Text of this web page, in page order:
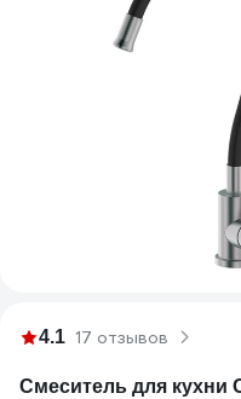
4.1 17 отзывов
Смеситель для кухни